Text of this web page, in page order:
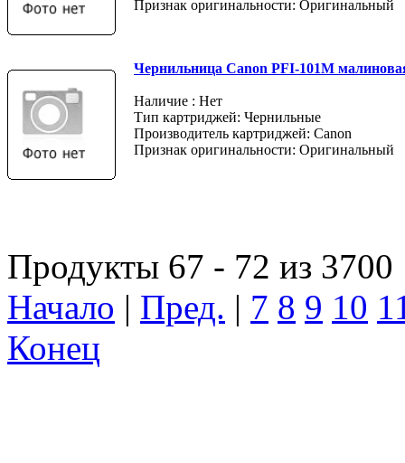
Признак оригинальности: Оригинальный
Чернильница Canon PFI-101M
Наличие : Нет
Тип картриджей: Чернильные
Производитель картриджей: Canon
Признак оригинальности: Оригинальный
Продукты 67 - 72 из 3700
Начало | Пред. | 7 8 9 10
Конец